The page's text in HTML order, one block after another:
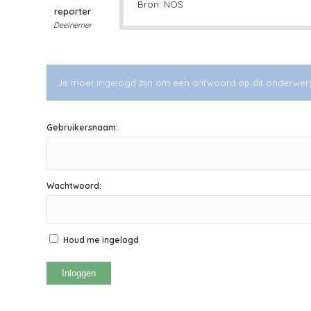
reporter
Deelnemer
Bron: NOS
Je moet ingelogd zijn om een antwoord op dit
Gebruikersnaam:
Wachtwoord:
Houd me ingelogd
Inloggen